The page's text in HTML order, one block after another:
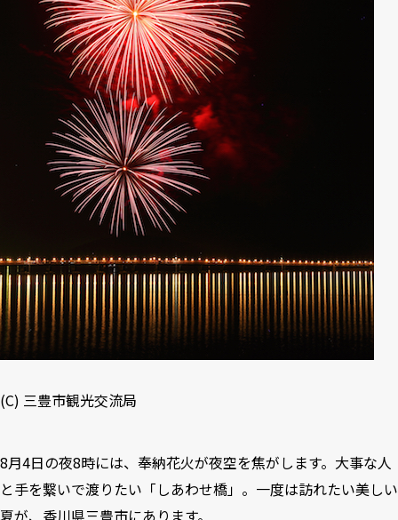
(C) 三豊市観光交流局
8月4日の夜8時には、奉納花火が夜空を焦がします。大事な人
と手を繋いで渡りたい「しあわせ橋」。一度は訪れたい美しい
夏が、香川県三豊市にあります。